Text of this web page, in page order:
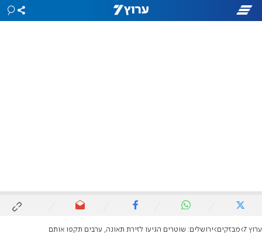
ערוץ 7 מבזקים ירושלים: שוטרים הגיעו לזירת תאונה, ערבים תקפו אותם